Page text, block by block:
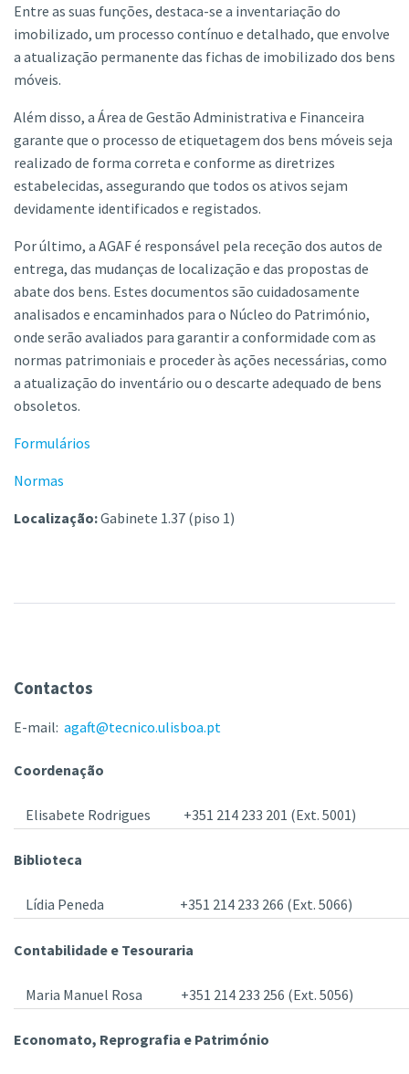
Entre as suas funções, destaca-se a inventariação do
imobilizado, um processo contínuo e detalhado, que envolve
a atualização permanente das fichas de imobilizado dos bens
móveis.
Além disso, a Área de Gestão Administrativa e Financeira
garante que o processo de etiquetagem dos bens móveis seja
realizado de forma correta e conforme as diretrizes
estabelecidas, assegurando que todos os ativos sejam
devidamente identificados e registados.
Por último, a AGAF é responsável pela receção dos autos de
entrega, das mudanças de localização e das propostas de
abate dos bens. Estes documentos são cuidadosamente
analisados e encaminhados para o Núcleo do Património,
onde serão avaliados para garantir a conformidade com as
normas patrimoniais e proceder às ações necessárias, como
a atualização do inventário ou o descarte adequado de bens
obsoletos.
Formulários
Normas
Localização:Gabinete 1.37 (piso 1)
Contactos
E-mail: agaft@tecnico.ulisboa.pt
Coordenação
Elisabete Rodrigues +351 214 233 201 (Ext. 5001)
Biblioteca
Lídia Peneda +351 214 233 266 (Ext. 5066)
Contabilidade e Tesouraria
Maria Manuel Rosa +351 214 233 256 (Ext. 5056)
Economato, Reprografia e Património